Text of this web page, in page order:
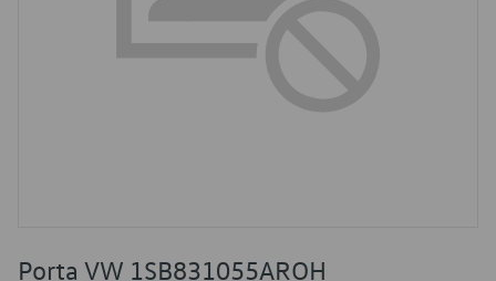
Porta VW 1SB831055AROH